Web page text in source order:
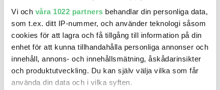
Vi och våra 1022 partners behandlar din personliga data,
som t.ex. ditt IP-nummer, och använder teknologi såsom
cookies för att lagra och få tillgång till information på din
enhet för att kunna tillhandahålla personliga annonser och
innehåll, annons- och innehållsmätning, åskådarinsikter
och produktutveckling. Du kan själv välja vilka som får
använda din data och i vilka syften.
Beräkna månadskostnad
Småländska Bil AB
Mil: 3 410 År: 2023 Drivmedel:
Gratis historik (9)
Räkna på försäkring
Jämför